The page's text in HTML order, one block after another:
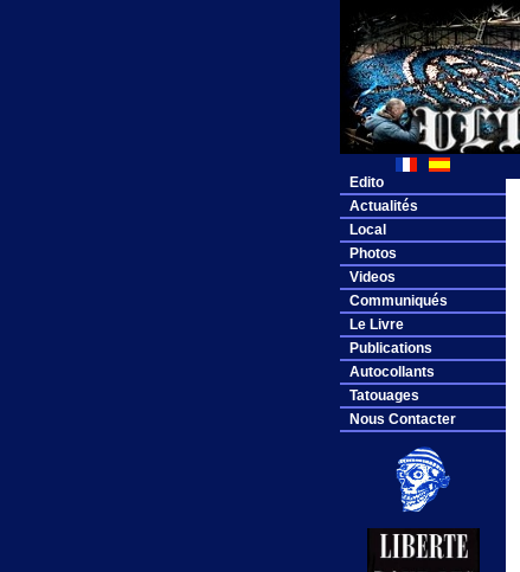
Edito
Actualités
Local
Photos
Videos
Communiqués
Le Livre
Publications
Autocollants
Tatouages
Nous Contacter